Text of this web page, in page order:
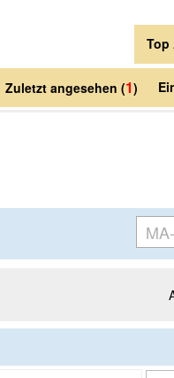
Top
Zuletzt angesehen (1)